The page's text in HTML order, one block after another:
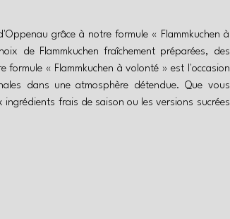
grâce à notre formule « Flammkuchen à
de Flammkuchen fraîchement préparées, des
« Flammkuchen à volonté » est l'occasion
dans une atmosphère détendue. Que vous
frais de saison ou les versions sucrées